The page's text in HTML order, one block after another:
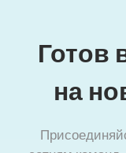
Готов
на